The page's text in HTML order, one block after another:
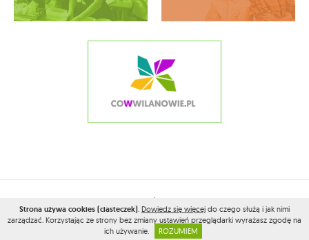
2026© WSZELKIE PRAWA ZASTRZEŻONE PRZEZ
PROJEKT I WYKONANIE:VEGA INTERNET STUDIO
Strona używa cookies (ciasteczek). Dowiedz się więcej do czego służą i jak nimi
zarządzać. Korzystając ze strony bez zmiany ustawień przeglądarki wyrażasz zgodę na
ich używanie.
ROZUMIEM